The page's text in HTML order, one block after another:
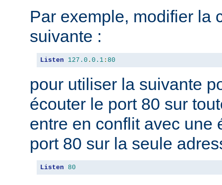
Par exemple, modifier la
suivante :
Listen 127.0 . 0.1 : 80
pour utiliser la suivante
écouter le port 80 sur
entre en conflit avec une
port 80 sur la seule
Listen 80